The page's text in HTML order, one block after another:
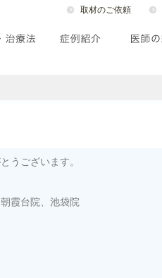
取材のご依頼
うございます。
霞台院、池袋院